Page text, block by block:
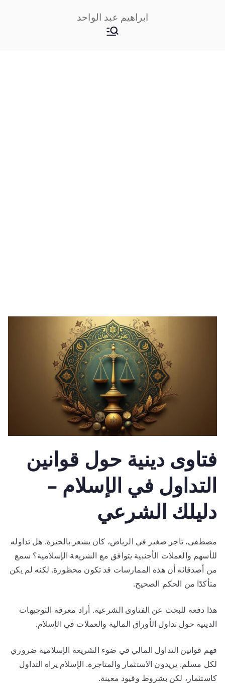
ابراهيم عبد الواحد
فتاوى دينية حول قوانين
التداول في الإسلام –
دليلك الشرعي
مصطفى، تاجر صغير في الرياض، كان يشعر بالحيرة. هل تداوله
للأسهم والعملات الأجنبية يتوافق مع الشريعة الإسلامية؟ سمع
من أصدقائه أن هذه الممارسات قد تكون محظورة. لكنه لم يكن
متأكدًا من الحكم الصحيح.
هذا دفعه للبحث عن الفتاوى الشرعية. أراد معرفة التوجيهات
الدينية حول تداول الأوراق المالية والعملات في الإسلام.
فهم قوانين التداول المالي في ضوء الشريعة الإسلامية ضروري
لكل مسلم. يريدون الاستثمار والمتاجرة. الإسلام يراه التداول
كاستثمار، لكن بشروط وقيود معينة.